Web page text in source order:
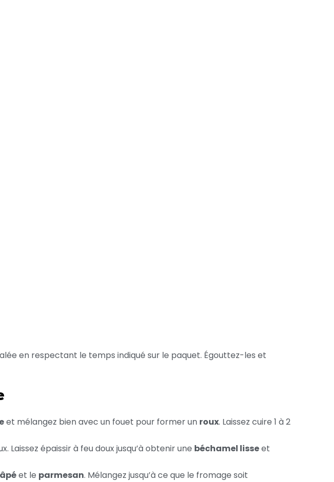
en respectant le temps indiqué sur le paquet. Égouttez-les et
et mélangez bien avec un fouet pour former un roux. Laissez cuire 1 à 2
épaissir à feu doux jusqu’à obtenir une béchamel lisseet
et le parmesan. Mélangez jusqu’à ce que le fromage soit